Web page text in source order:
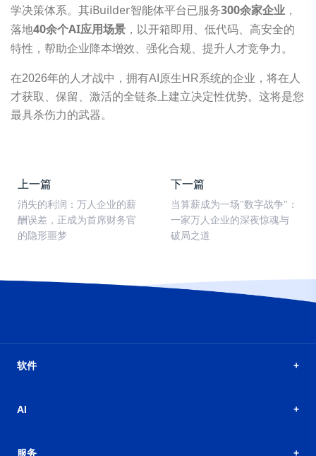
学决策体系。其iBuilder智能体平台已服务300余家企业 ，
落地40余个AI应用场景 ，以开箱即用、低代码、高安全的
特性，帮助企业降本增效、强化合规、提升人才竞争力。
在2026年的人才战中，拥有AI原生HR系统的企业，将在人
才获取、保留、激活的全链条上建立决定性优势。这将是您
最具杀伤力的武器。
上一篇
消失的利润：万人企业的薪
酬误差，正成为首席财务官
的隐形噩梦
下一篇
当算薪成为一场"数字战争"：
一家万人企业的深夜惊魂与
破局之道
软件
AI
服务